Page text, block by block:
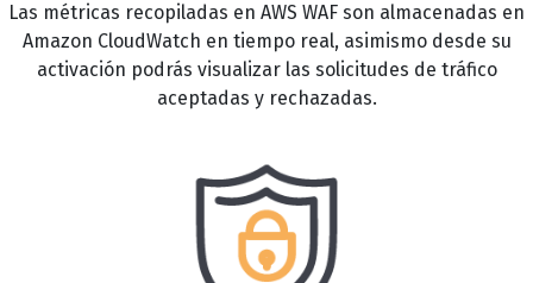
Las métricas recopiladas en AWS WAF son almacenadas en
Amazon CloudWatch en tiempo real, asimismo desde su
activación podrás visualizar las solicitudes de tráfico
aceptadas y rechazadas.